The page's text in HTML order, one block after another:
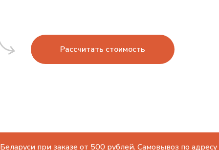
Рассчитать стоимость
при заказе от 500 рублей. Самовывоз по